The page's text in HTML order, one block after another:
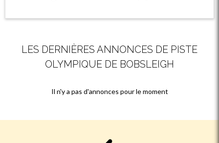
LES DERNIÈRES ANNONCES DE PISTE
OLYMPIQUE DE BOBSLEIGH
Il n'y a pas d'annonces pour le moment